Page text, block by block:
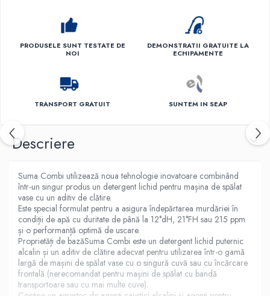
PRODUSELE SUNT TESTATE DE
NOI
DEMONSTRATII GRATUITE LA
ECHIPAMENTE
TRANSPORT GRATUIT SUNTEM IN SEAP
Descriere
Suma Combi utilizează noua tehnologie inovatoare combinând
într-un singur produs un detergent lichid pentru mașina de spălat
vase cu un aditiv de clătire.
Este special formulat pentru a asigura îndepărtarea murdăriei în
condiții de apă cu duritate de până la 12°dH, 21°FH sau 215 ppm
și o performanță optimă de uscare.
Proprietăți de bazăSuma Combi este un detergent lichid puternic
alcalin și un aditiv de clătire adecvat pentru utilizarea într-o gamă
largă de mașini de spălat vase cu o singură cuvă sau cu încărcare
frontală (nerecomandat pentru mașini de spălat cu bandă
transportoare sau cu mai multe cuve).